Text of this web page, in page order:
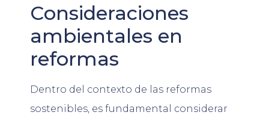
Consideraciones
ambientales en
reformas
Dentro del contexto de las reformas
sostenibles, es fundamental considerar